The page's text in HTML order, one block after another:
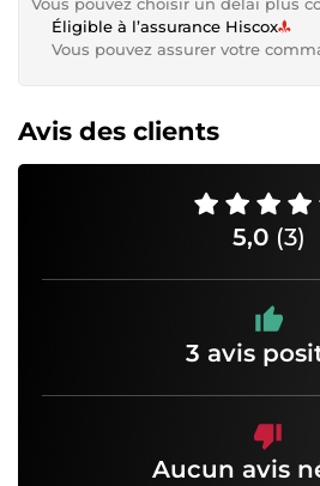
Éligible à l’assurance Hiscox
Vous pouvez assurer votre
Avis des clients
5,0 (3)
3 avis
Aucun avis